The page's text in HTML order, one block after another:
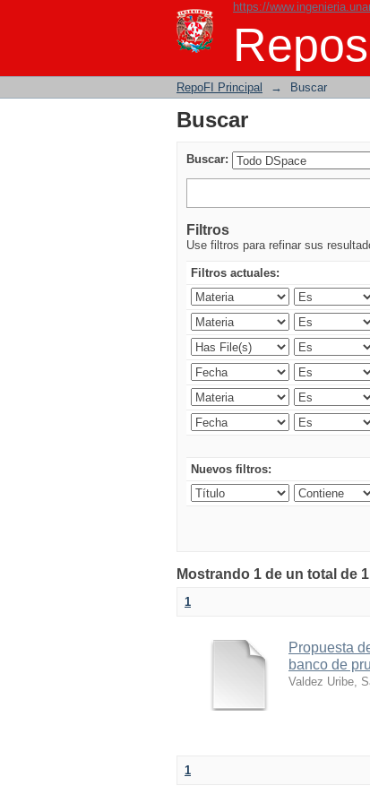
https://
Buscar
RepoFI Principal → Buscar
Buscar
Buscar:
Filtros
Use filtros para refinar sus
Filtros actuales:
Nuevos filtros:
Mostrando 1 de un total de
1
Propuesta
banco de
Valdez Uribe,
1